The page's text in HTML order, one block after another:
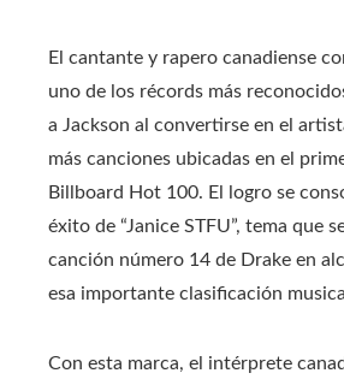
El cantante y rapero canadiense
uno de los récords más
a Jackson al convertirse en el
más canciones ubicadas en el
Billboard Hot 100. El logro se
éxito de “Janice STFU”, tema que
canción número 14 de Drake en
esa importante clasificación
Con esta marca, el intérprete